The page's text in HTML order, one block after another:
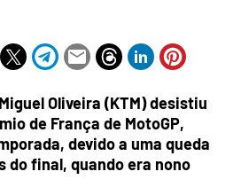
Oliveira (KTM) desistiu
de França de MotoGP,
devido a uma queda
do final, quando era nono